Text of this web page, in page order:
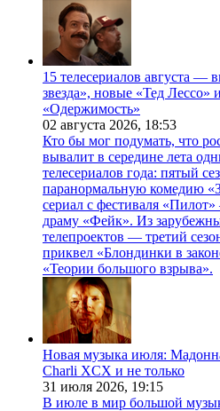
15 телесериалов августа
звезда», новые «Тед Лессо»
«Одержимость»
02 августа 2026, 18:53
Кто бы мог подумать, что
вывалит в середине лета
телесериалов года: пятый
паранормальную комедию
сериал с фестиваля
драму «Фейк». Из
телепроектов — третий
приквел «Блондинки в
«Теории большого взрыва».
Новая музыка июля:
Charli XCX и не только
31 июля 2026, 19:15
В июле в мир большой